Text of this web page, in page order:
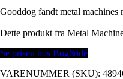
Gooddog fandt metal
Dette produkt fra Metal
Se prisen hos Bog&idé
VARENUMMER (SKU):